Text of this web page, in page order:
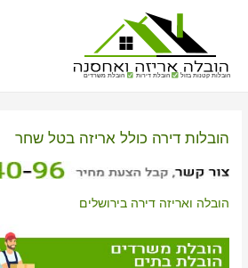
הובלות קטנות בזול הובלת דירות הובלת משרדים
הובלות דירה כולל אריזה בטל שחר
הובלה ואריזה דירה בירושלים